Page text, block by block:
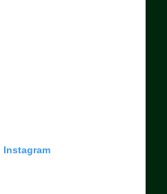
Instagram